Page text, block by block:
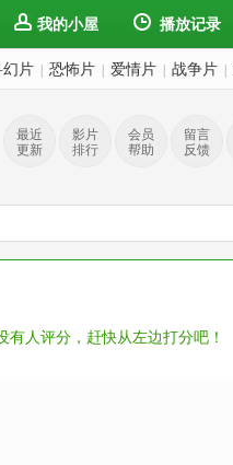
我的小屋 播放记录
幻片 恐怖片 爱情片 战争片
最近
更新
影片
排行
会员
帮助
留言
反馈
有人评分，赶快从左边打分吧！